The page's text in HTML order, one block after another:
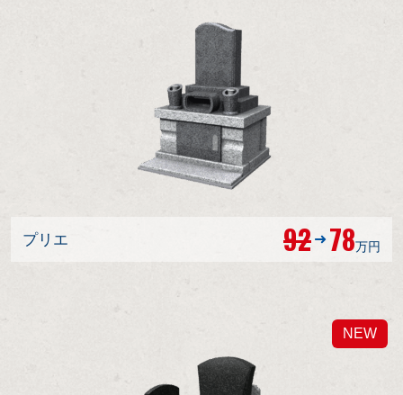
プリエ 92 78万円
NEW